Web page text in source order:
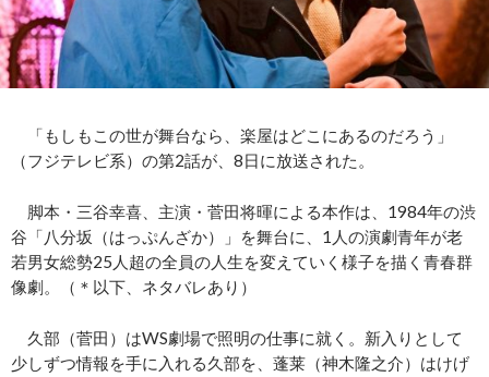
「もしもこの世が舞台なら、楽屋はどこにあるのだろう」
（フジテレビ系）の第2話が、8日に放送された。
脚本・三谷幸喜、主演・菅田将暉による本作は、1984年の渋
谷「八分坂（はっぷんざか）」を舞台に、1人の演劇青年が老
若男女総勢25人超の全員の人生を変えていく様子を描く青春群
像劇。（＊以下、ネタバレあり）
久部（菅田）はWS劇場で照明の仕事に就く。新入りとして
少しずつ情報を手に入れる久部を、蓬莱（神木隆之介）はけげ